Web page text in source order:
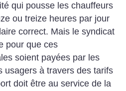
qui pousse les chauffeurs
ou treize heures par jour
correct. Mais le syndicat
pour que ces
soient payées par les
usagers à travers des tarifs
doit être au service de la